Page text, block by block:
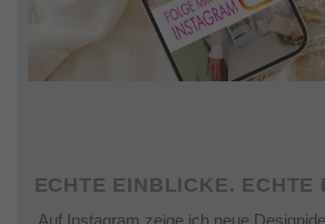
ECHTE EINBLICKE. ECHTE
Auf Instagram zeige ich neue